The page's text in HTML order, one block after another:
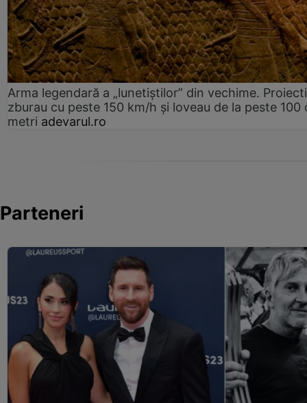
Arma legendară a „lunetiștilor” din vechime.
zburau cu peste 150 km/h și loveau de la peste 100
metri adevarul.ro
Parteneri